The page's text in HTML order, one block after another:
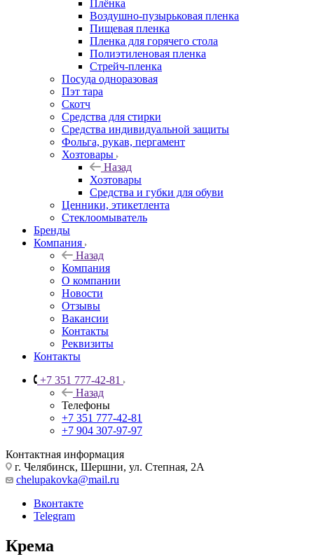
Плёнка
Воздушно-пузырьковая пленка
Пищевая пленка
Пленка для горячего стола
Полиэтиленовая пленка
Стрейч-пленка
Посуда одноразовая
Пэт тара
Скотч
Средства для стирки
Средства индивидуальной защиты
Фольга, рукав, пергамент
Хозтовары
Назад
Хозтовары
Средства и губки для обуви
Ценники, этикетлента
Стеклоомыватель
Бренды
Компания
Назад
Компания
О компании
Новости
Отзывы
Вакансии
Контакты
Реквизиты
Контакты
+7 351 777-42-81
Назад
Телефоны
+7 351 777-42-81
+7 904 307-97-97
Контактная информация
г. Челябинск, Шершни, ул. Степная, 2А
chelupakovka@mail.ru
Вконтакте
Telegram
Крема